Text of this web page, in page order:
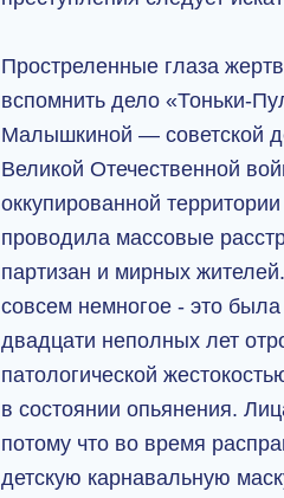
Простреленные глаза
вспомнить дело «Тоньки-
Малышкиной — советской
Великой Отечественной
оккупированной
проводила массовые
партизан и мирных
совсем немногое - это
двадцати неполных лет
патологической
в состоянии опьянения.
потому что во время
детскую карнавальную